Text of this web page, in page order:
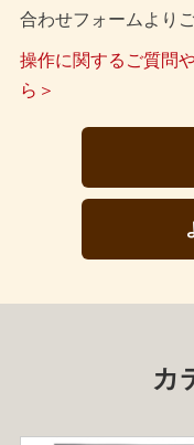
合わせフォームより
操作に関するご質問
ら＞
カ